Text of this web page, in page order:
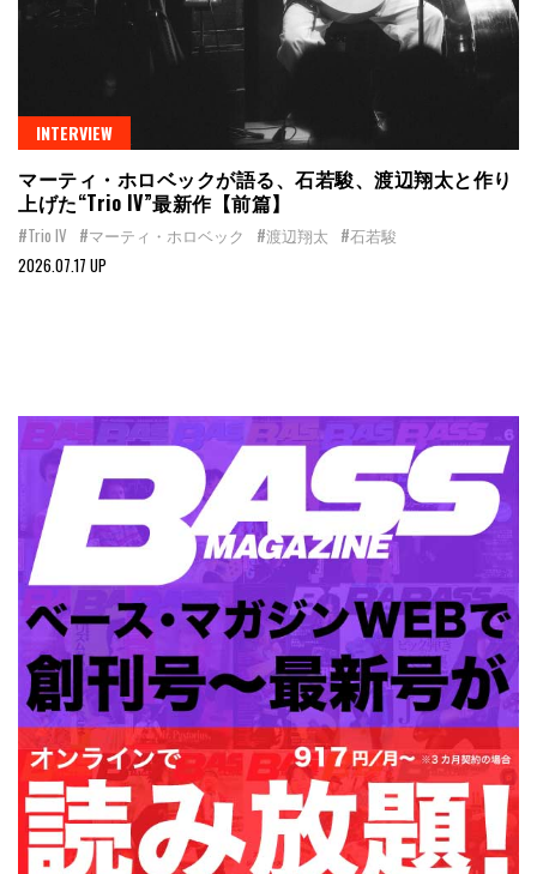
INTERVIEW
マーティ・ホロベックが語る、石若駿、渡辺翔太と作り
上げた“Trio IV”最新作【前篇】
#Trio IV #マーティ・ホロベック #渡辺翔太 #石若駿
2026.07.17 UP